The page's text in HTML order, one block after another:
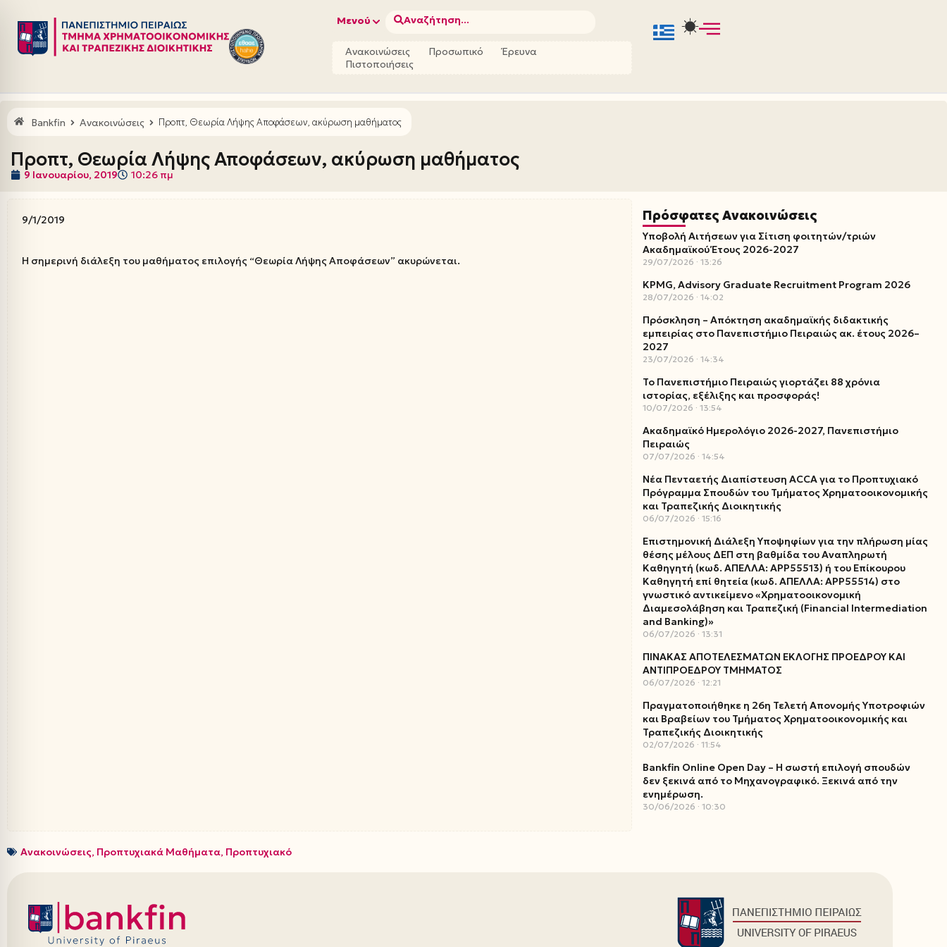
Μεταπηδήστε
στο
Μενού Αναζήτηση...
Ανακοινώσεις Προσωπικό
Έρευνα
Πιστοποιήσεις
Bankfin Ανακοινώσεις Προπτ, Θεωρία Λήψης Αποφάσεων, ακύρωση μαθήματος
Προπτ, Θεωρία Λήψης Αποφάσεων, ακύρωση μαθήματος
9 Ιανουαρίου, 2019 10:26 πμ
9/1/2019
Η σημερινή διάλεξη του μαθήματος επιλογής “Θεωρία Λήψης Αποφάσεων” ακυρώνεται.
Πρόσφατες Ανακοινώσεις
Υποβολή Αιτήσεων για Σίτιση φοιτητών/τριών
Ακαδημαϊκού Έτους 2026-2027
29/07/2026 13:26
KPMG, Advisory Graduate Recruitment Program 2026
28/07/2026 14:02
Πρόσκληση – Απόκτηση ακαδημαϊκής διδακτικής
εμπειρίας στο Πανεπιστήμιο Πειραιώς ακ. έτους 2026–
2027
23/07/2026 14:34
Το Πανεπιστήμιο Πειραιώς γιορτάζει 88 χρόνια
ιστορίας, εξέλιξης και προσφοράς!
10/07/2026 13:54
Ακαδημαϊκό Ημερολόγιο 2026-2027, Πανεπιστήμιο
Πειραιώς
07/07/2026 14:54
Νέα Πενταετής Διαπίστευση ACCA για το Προπτυχιακό
Πρόγραμμα Σπουδών του Τμήματος Χρηματοοικονομικής
και Τραπεζικής Διοικητικής
06/07/2026 15:16
Επιστημονική Διάλεξη Υποψηφίων για την πλήρωση μίας
θέσης μέλους ΔΕΠ στη βαθμίδα του Αναπληρωτή
Καθηγητή (κωδ. ΑΠΕΛΛΑ: ΑΡΡ55513) ή του Επίκουρου
Καθηγητή επί θητεία (κωδ. ΑΠΕΛΛΑ: ΑΡΡ55514) στο
γνωστικό αντικείμενο «Χρηματοοικονομική
Διαμεσολάβηση και Τραπεζική (Financial Intermediation
and Banking)»
06/07/2026 13:31
ΠΙΝΑΚΑΣ ΑΠΟΤΕΛΕΣΜΑΤΩΝ ΕΚΛΟΓΗΣ ΠΡΟΕΔΡΟΥ ΚΑΙ
ΑΝΤΙΠΡΟΕΔΡΟΥ ΤΜΗΜΑΤΟΣ
06/07/2026 12:21
Πραγματοποιήθηκε η 26η Τελετή Απονομής Υποτροφιών
και Βραβείων του Τμήματος Χρηματοοικονομικής και
Τραπεζικής Διοικητικής
02/07/2026 11:54
Bankfin Online Open Day – Η σωστή επιλογή σπουδών
δεν ξεκινά από το Μηχανογραφικό. Ξεκινά από την
ενημέρωση.
30/06/2026 10:30
Ανακοινώσεις, Προπτυχιακά Μαθήματα, Προπτυχιακό